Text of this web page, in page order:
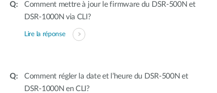
Comment mettre à jour le firmware du DSR-500N et
DSR-1000N via CLI?
Lire la réponse
Comment régler la date et l’heure du DSR-500N et
DSR-1000N en CLI?